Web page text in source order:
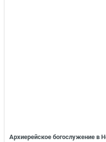
Архиерейское богослужение в